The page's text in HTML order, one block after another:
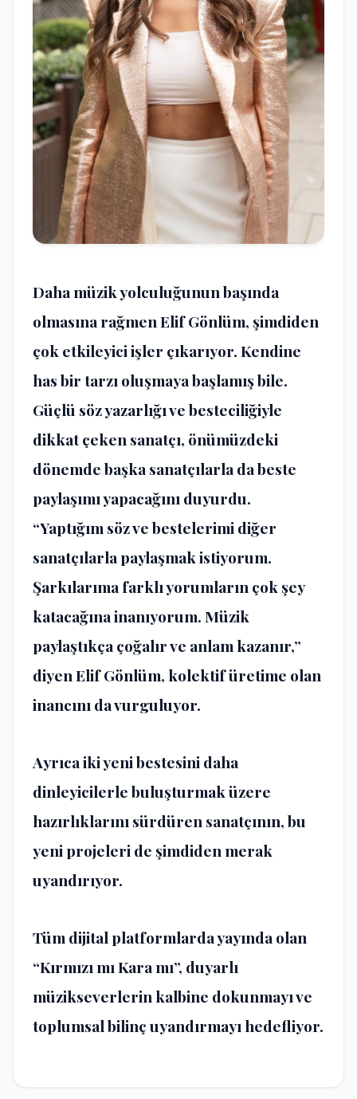
Daha müzik yolculuğunun başında
olmasına rağmen Elif Gönlüm, şimdiden
çok etkileyici işler çıkarıyor. Kendine
has bir tarzı oluşmaya başlamış bile.
Güçlü söz yazarlığı ve besteciliğiyle
dikkat çeken sanatçı, önümüzdeki
dönemde başka sanatçılarla da beste
paylaşımı yapacağını duyurdu.
“Yaptığım söz ve bestelerimi diğer
sanatçılarla paylaşmak istiyorum.
Şarkılarıma farklı yorumların çok şey
katacağına inanıyorum. Müzik
paylaştıkça çoğalır ve anlam kazanır,”
diyen Elif Gönlüm, kolektif üretime olan
inancını da vurguluyor.
Ayrıca iki yeni bestesini daha
dinleyicilerle buluşturmak üzere
hazırlıklarını sürdüren sanatçının, bu
yeni projeleri de şimdiden merak
uyandırıyor.
Tüm dijital platformlarda yayında olan
“Kırmızı mı Kara mı”, duyarlı
müzikseverlerin kalbine dokunmayı ve
toplumsal bilinç uyandırmayı hedefliyor.